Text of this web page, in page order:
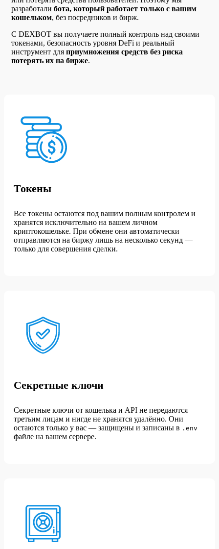
разработали бота, который работает только с вашим
кошельком, без посредников и бирж.
С DEXBOT вы получаете полный контроль над своими
токенами, безопасность уровня DeFi и реальный
инструмент для приумножения средств без риска
потерять их на бирже.
Токены
Все токены остаются под вашим полным контролем и
хранятся исключительно на вашем личном
криптокошельке. При обмене они автоматически
отправляются на биржу лишь на несколько секунд —
только для совершения сделки.
Секретные ключи
Секретные ключи от кошелька и API не передаются
третьим лицам и нигде не хранятся удалённо. Они
остаются только у вас — защищены и записаны в .env
файле на вашем сервере.